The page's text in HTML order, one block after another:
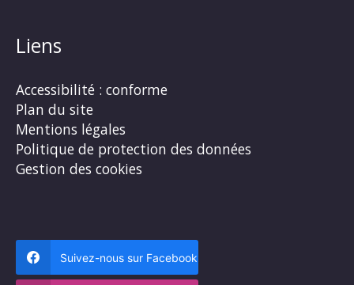
Liens
Accessibilité : conforme
Plan du site
Mentions légales
Politique de protection des données
Gestion des cookies
Suivez-nous sur Facebook